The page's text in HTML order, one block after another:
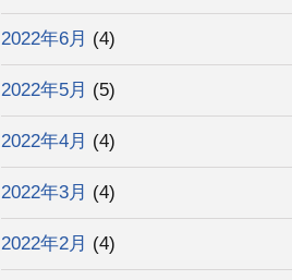
2022年6月 (4)
2022年5月 (5)
2022年4月 (4)
2022年3月 (4)
2022年2月 (4)